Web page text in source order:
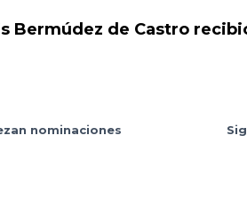
Bermúdez de Castro
nominaciones